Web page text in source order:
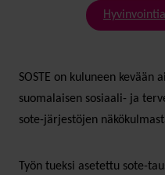
SOSTE on kuluneen kevään
suomalaisen sosiaali- ja
sote-järjestöjen
Työn tueksi asetettu sote-